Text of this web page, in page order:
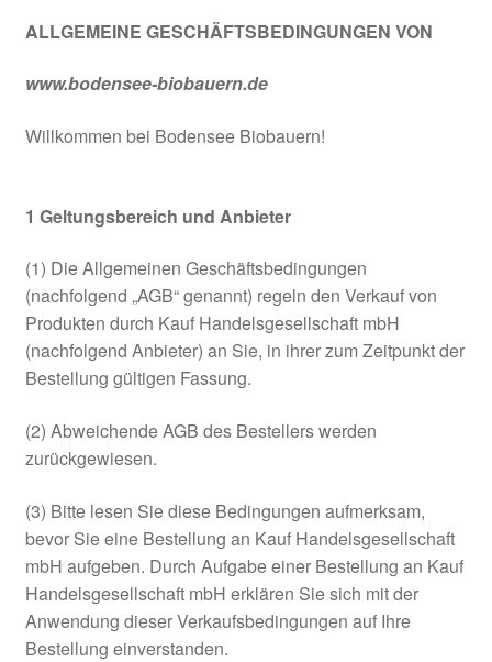
Echtheit von Bewertungen
Impressum
Kontakt & Impressum
Mein Konto
Oberkulmer Rotkorn
Produkte
ALLGEMEINE GESCHÄFTSBEDINGUNGEN VON
www.bodensee-biobauern.de
Willkommen bei Bodensee Biobauern!
1 Geltungsbereich und Anbieter
(1) Die Allgemeinen Geschäftsbedingungen
(nachfolgend „AGB“ genannt) regeln den Verkauf von
Produkten durch Kauf Handelsgesellschaft mbH
(nachfolgend Anbieter) an Sie, in ihrer zum Zeitpunkt der
Bestellung gültigen Fassung.
(2) Abweichende AGB des Bestellers werden
zurückgewiesen.
(3) Bitte lesen Sie diese Bedingungen aufmerksam,
bevor Sie eine Bestellung an Kauf Handelsgesellschaft
mbH aufgeben. Durch Aufgabe einer Bestellung an Kauf
Handelsgesellschaft mbH erklären Sie sich mit der
Anwendung dieser Verkaufsbedingungen auf Ihre
Bestellung einverstanden.